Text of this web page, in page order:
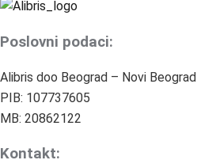
Poslovni podaci:
Alibris doo Beograd – Novi Beograd
PIB: 107737605
MB: 20862122
Kontakt: